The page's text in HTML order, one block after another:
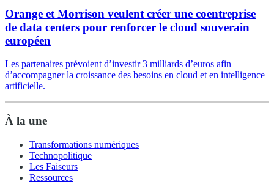
Orange et Morrison veulent créer une coentreprise
de data centers pour renforcer le cloud souverain
européen
Les partenaires prévoient d’investir 3 milliards d’euros afin
d’accompagner la croissance des besoins en cloud et en intelligence
artificielle.
À la une
Transformations numériques
Technopolitique
Les Faiseurs
Ressources